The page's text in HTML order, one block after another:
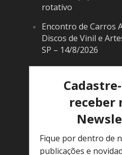
rotativo
Encontro de Carros
Discos de Vinil e
SP – 14/8/2026